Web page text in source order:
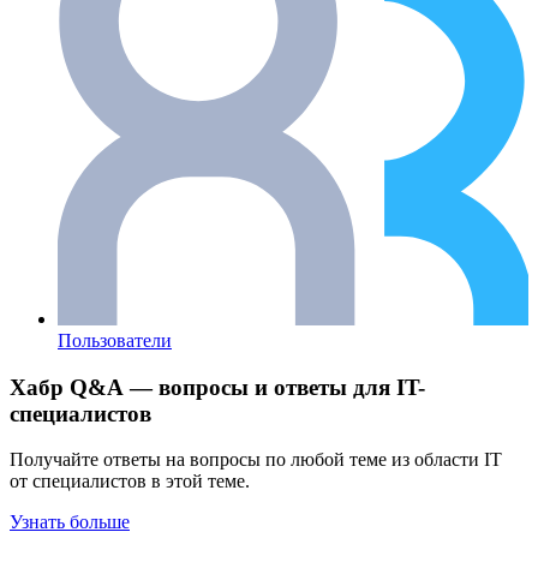
Пользователи
Хабр Q&A — вопросы и ответы для IT-
специалистов
Получайте ответы на вопросы по любой теме из области IT
от специалистов в этой теме.
Узнать больше